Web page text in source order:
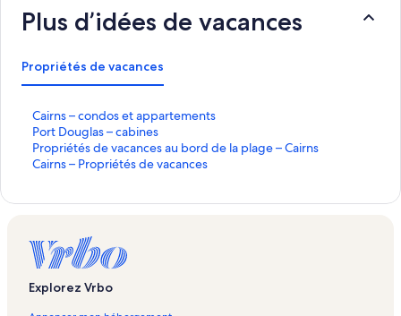
Plus d’idées de vacances
Propriétés de vacances
Cairns – condos et appartements
C
a
i
r
o
n
o
Port Douglas – cabines
P
o
r
g
l
s
Propriétés de vacances au bord de la plage – Cairns
P
r
é
t
s
Cairns – Propriétés de vacances
C
s
–
r
Explorez Vrbo